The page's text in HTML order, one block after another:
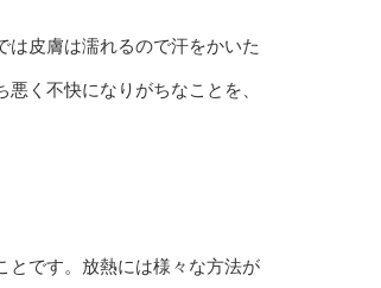
は皮膚は濡れるので汗をかいた
く不快になりがちなことを、
とです。放熱には様々な方法が